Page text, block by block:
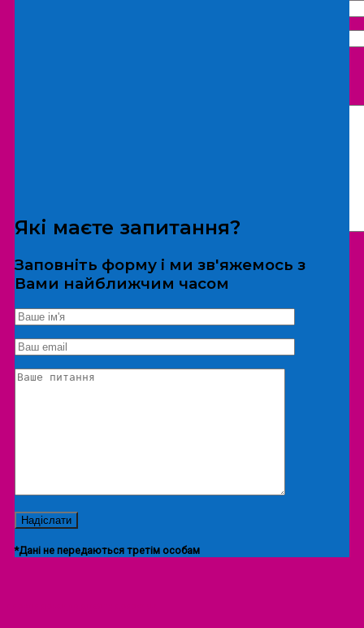
*Дані не передаються третім особам
Екскурсія/локація
Які маєте запитання?
Заповніть форму і ми зв'яжемось з
Вами найближчим часом
*Дані не передаються третім особам